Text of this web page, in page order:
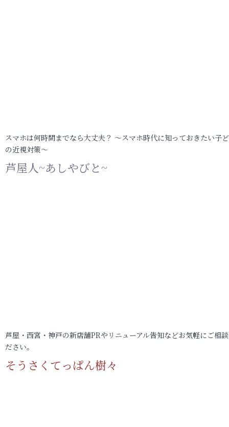
スマホは何時間までなら大丈夫？ ～スマホ時代に知っておきたい子
の近視対策～
芦屋人~あしやびと~
芦屋・西宮・神戸の新店舗PRやリニューアル告知などお気軽にご相
ださい。
そうさくてっぱん樹々